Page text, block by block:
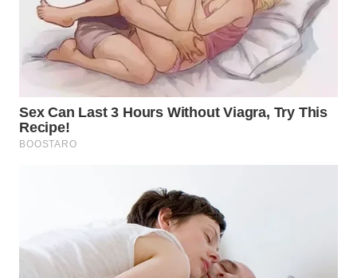
WN
MAJALENGKA
WN
WN
SUKABUMI
PRIANGAN